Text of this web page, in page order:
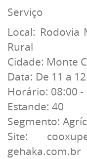
Serviço
Local: Rodovia
Rural
Cidade: Monte
Data: De 11 a
Horário: 08:00 -
Estande: 40
Segmento:
Site:
gehaka.com.br